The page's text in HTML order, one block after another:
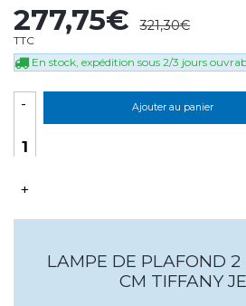
277,75€ 321,30€
TTC
En stock, expédition sous 2/3 jours
-
+
Ajouter au panier
LAMPE DE PLAFOND 2
CM TIFFANY